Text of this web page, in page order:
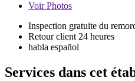
VoirPhotos
Inspection gratuite du
Retour client 24 heures
habla español
Services dans cet